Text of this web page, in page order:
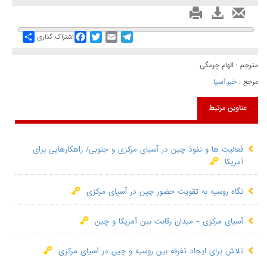
Share اشتراک گذاری
FacebookTwitterEmail
Telegram
مترجم : الهام چرمگی
مرجع : خبر.آسیا
عناوین مرتبط
فعالیت ها و نفوذ چین در آسیای مرکزی و جنوبی/ راهکارهایی برای
آمریکا
نگاه روسیه به تقویت حضور چین در آسیای مرکزی
آسیای مرکزی - میدان رقابت بین آمریکا و چین
تلاش برای ایجاد تفرقه بین روسیه و چین در آسیای مرکزی